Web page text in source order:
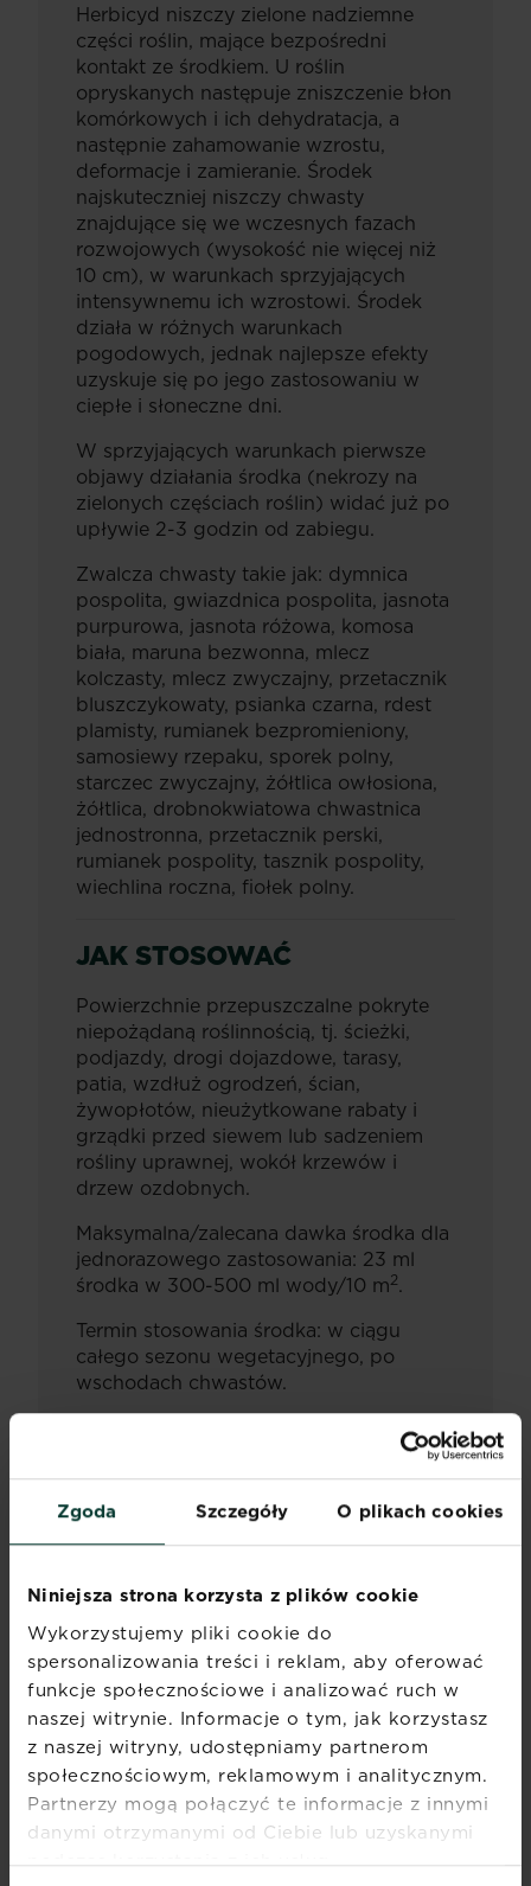
Zgoda Szczegóły O plikach cookies
Niniejsza strona korzysta z plików cookie
Wykorzystujemy pliki cookie do
spersonalizowania treści i reklam, aby oferować
funkcje społecznościowe i analizować ruch w
naszej witrynie. Informacje o tym, jak korzystasz
z naszej witryny, udostępniamy partnerom
społecznościowym, reklamowym i analitycznym.
Partnerzy mogą połączyć te informacje z innymi
danymi otrzymanymi od Ciebie lub uzyskanymi
podczas korzystania z ich usług.
Herbicyd niszczy zielone nadziemne
części roślin, mające bezpośredni
kontakt ze środkiem. U roślin
opryskanych następuje zniszczenie błon
komórkowych i ich dehydratacja, a
następnie zahamowanie wzrostu,
deformacje i zamieranie. Środek
najskuteczniej niszczy chwasty
znajdujące się we wczesnych fazach
rozwojowych (wysokość nie więcej niż
10 cm), w warunkach sprzyjających
intensywnemu ich wzrostowi. Środek
działa w różnych warunkach
pogodowych, jednak najlepsze efekty
uzyskuje się po jego zastosowaniu w
ciepłe i słoneczne dni.
W sprzyjających warunkach pierwsze
objawy działania środka (nekrozy na
zielonych częściach roślin) widać już po
upływie 2-3 godzin od zabiegu.
Zwalcza chwasty takie jak: dymnica
pospolita, gwiazdnica pospolita, jasnota
purpurowa, jasnota różowa, komosa
biała, maruna bezwonna, mlecz
kolczasty, mlecz zwyczajny, przetacznik
bluszczykowaty, psianka czarna, rdest
plamisty, rumianek bezpromieniony,
samosiewy rzepaku, sporek polny,
starczec zwyczajny, żółtlica owłosiona,
żółtlica, drobnokwiatowa chwastnica
jednostronna, przetacznik perski,
rumianek pospolity, tasznik pospolity,
wiechlina roczna, fiołek polny.
JAK STOSOWAĆ
Powierzchnie przepuszczalne pokryte
niepożądaną roślinnością, tj. ścieżki,
podjazdy, drogi dojazdowe, tarasy,
patia, wzdłuż ogrodzeń, ścian,
żywopłotów, nieużytkowane rabaty i
grządki przed siewem lub sadzeniem
rośliny uprawnej, wokół krzewów i
drzew ozdobnych.
Maksymalna/zalecana dawka środka dla
jednorazowego zastosowania: 23 ml
środka w 300-500 ml wody/10 m2.
Termin stosowania środka: w ciągu
całego sezonu wegetacyjnego, po
wschodach chwastów.
Środek nie posiada długoterminowego
efektu, tzn. chwasty mogą pojawić się
ponownie. Dlatego konieczne może być
wykonanie powtórnych aplikacji w celu
wykiełkowanych chwastów lub jeśli
osiągnięto tylko częściowy efekt ich
zwalczania oraz nastąpiło ponowne ich
odrastanie.
Maksymalna liczba zabiegów w sezonie
wegetacyjnym: 4.
Ostęp między zabiegami: 7-21dni.
Zalecane opryskiwanie średniokropliste.
UWAGA:Nie wchodzić i nie dopuścić do